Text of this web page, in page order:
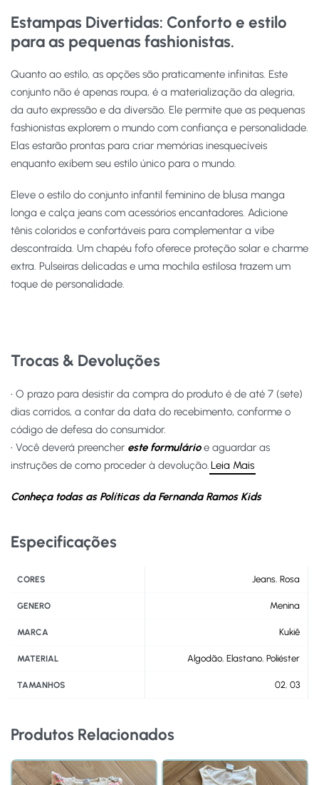
Estampas Divertidas: Conforto e estilo
para as pequenas fashionistas.
Quanto ao estilo, as opções são praticamente infinitas. Este
conjunto não é apenas roupa, é a materialização da alegria,
da auto expressão e da diversão. Ele permite que as pequenas
fashionistas explorem o mundo com confiança e personalidade.
Elas estarão prontas para criar memórias inesquecíveis
enquanto exibem seu estilo único para o mundo.
Eleve o estilo do conjunto infantil feminino de blusa manga
longa e calça jeans com acessórios encantadores. Adicione
tênis coloridos e confortáveis para complementar a vibe
descontraída. Um chapéu fofo oferece proteção solar e charme
extra. Pulseiras delicadas e uma mochila estilosa trazem um
toque de personalidade.
Trocas & Devoluções
• O prazo para desistir da compra do produto é de até 7 (sete)
dias corridos, a contar da data do recebimento, conforme o
código de defesa do consumidor.
• Você deverá preencher este formulárioe aguardar as
instruções de como proceder à devolução.Leia Mais
Conheça todas as Políticas da Fernanda Ramos Kids
Especificações
CORES Jeans, Rosa
GENERO Menina
MARCA Kukiê
MATERIAL Algodão, Elastano, Poliéster
TAMANHOS 02, 03
Produtos Relacionados